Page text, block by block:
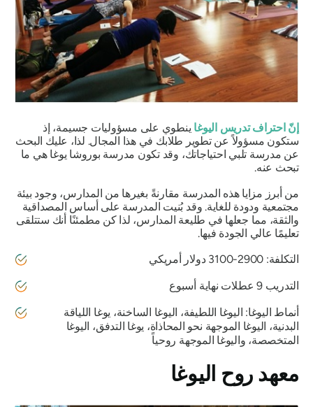
إنّ احتراف تدريس اليوغاينطوي على مسؤوليات جسيمة، إذ
ستكون مسؤولاً عن تطوير طلابك في هذا المجال. لذا، عليك البحث
عن مدرسة تلبي احتياجاتك، وقد تكون مدرسة بوروشا يوغا هي ما
تبحث عنه.
من أبرز مزايا هذه المدرسة مقارنةً بغيرها من المدارس، وجود بيئة
مجتمعية ودودة للغاية. وقد بُنيت المدرسة على أساس المصداقية
والثقة، مما جعلها في طليعة المدارس، لذا كن مطمئنًا أنك ستتلقى
تعليمًا عالي الجودة فيها.
التكلفة: 2900-3100 دولار أمريكي
التدريب 9 عطلات نهاية أسبوع
أنماط اليوغا: اليوغا اللطيفة، اليوغا الساخنة، يوغا اللياقة
البدنية، اليوغا الموجهة نحو المحاذاة، يوغا التدفق، اليوغا
المتخصصة، واليوغا الموجهة روحياً
معهد روح اليوغا